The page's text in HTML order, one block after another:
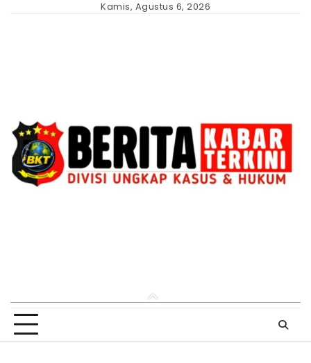
Kamis, Agustus 6, 2026